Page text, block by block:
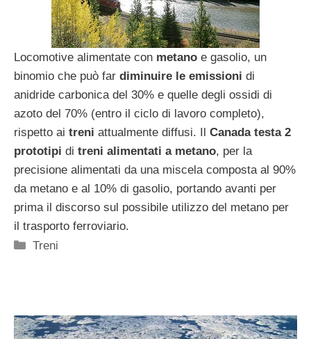
Locomotive alimentate con metano e gasolio, un
binomio che può far diminuire le emissioni di
anidride carbonica del 30% e quelle degli ossidi di
azoto del 70% (entro il ciclo di lavoro completo),
rispetto ai treni attualmente diffusi. Il Canada testa 2
prototipi di treni alimentati a metano, per la
precisione alimentati da una miscela composta al 90%
da metano e al 10% di gasolio, portando avanti per
prima il discorso sul possibile utilizzo del metano per
il trasporto ferroviario.
Categorie
Treni